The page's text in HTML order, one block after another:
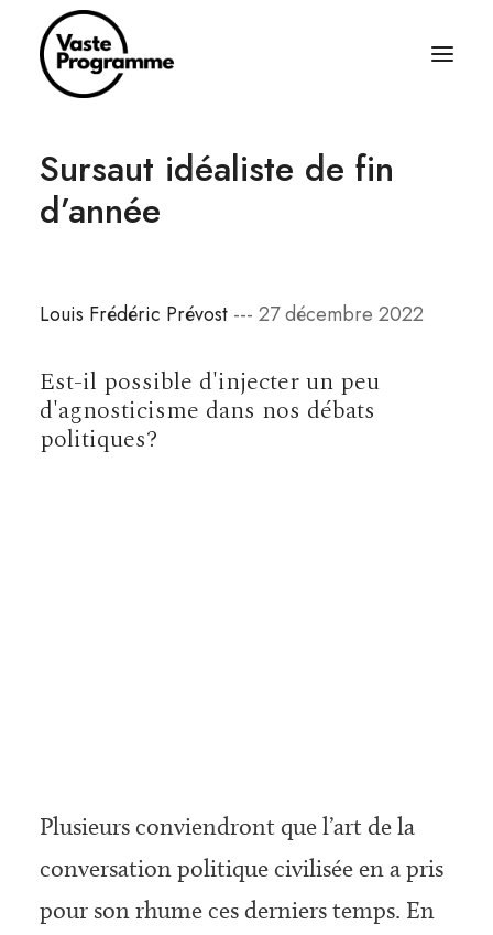
À PROPOS
ÉCRITURES
ABONNEZ-VOUS
RÈGLES SIMPLES
CONTACT
Sursaut idéaliste de fin
d’année
Louis Frédéric Prévost --- 27 décembre 2022
Est-il possible d'injecter un peu
d'agnosticisme dans nos débats
politiques?
Plusieurs conviendront que l’art de la
conversation politique civilisée en a pris
pour son rhume ces derniers temps. En